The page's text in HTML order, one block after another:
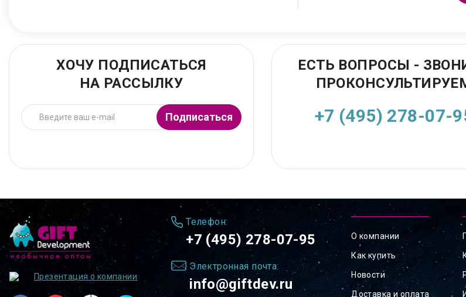
ХОЧУ ПОДПИСАТЬСЯ
НА РАССЫЛКУ
Подписаться
ЕСТЬ ВОПРОСЫ -
+7 (495) 278-07-
Презентация о компании
Телефон:
+7 (495) 278-07-95
Электронная почта:
info@giftdev.ru
О компании
Как купить
Новости
Доставка и оплата